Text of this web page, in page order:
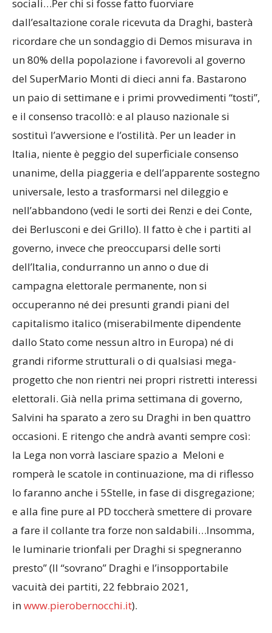
sociali…Per chi si fosse fatto fuorviare
dall’esaltazione corale ricevuta da Draghi, basterà
ricordare che un sondaggio di Demos misurava in
un 80% della popolazione i favorevoli al governo
del SuperMario Monti di dieci anni fa. Bastarono
un paio di settimane e i primi provvedimenti “tosti”,
e il consenso tracollò: e al plauso nazionale si
sostituì l’avversione e l’ostilità. Per un leader in
Italia, niente è peggio del superficiale consenso
unanime, della piaggeria e dell’apparente sostegno
universale, lesto a trasformarsi nel dileggio e
nell’abbandono (vedi le sorti dei Renzi e dei Conte,
dei Berlusconi e dei Grillo). Il fatto è che i partiti al
governo, invece che preoccuparsi delle sorti
dell’Italia, condurranno un anno o due di
campagna elettorale permanente, non si
occuperanno né dei presunti grandi piani del
capitalismo italico (miserabilmente dipendente
dallo Stato come nessun altro in Europa) né di
grandi riforme strutturali o di qualsiasi mega-
progetto che non rientri nei propri ristretti interessi
elettorali. Già nella prima settimana di governo,
Salvini ha sparato a zero su Draghi in ben quattro
occasioni. E ritengo che andrà avanti sempre così:
la Lega non vorrà lasciare spazio a Meloni e
romperà le scatole in continuazione, ma di riflesso
lo faranno anche i 5Stelle, in fase di disgregazione;
e alla fine pure al PD toccherà smettere di provare
a fare il collante tra forze non saldabili…Insomma,
le luminarie trionfali per Draghi si spegneranno
presto” (Il “sovrano” Draghi e l’insopportabile
vacuità dei partiti, 22 febbraio 2021,
inwww.pierobernocchi.it).